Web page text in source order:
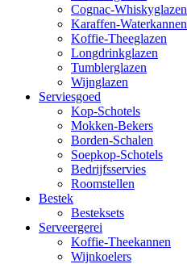
Cognac-Whiskyglazen
Karaffen-Waterkannen
Koffie-Theeglazen
Longdrinkglazen
Tumblerglazen
Wijnglazen
Serviesgoed
Kop-Schotels
Mokken-Bekers
Borden-Schalen
Soepkop-Schotels
Bedrijfsservies
Roomstellen
Bestek
Besteksets
Serveergerei
Koffie-Theekannen
Wijnkoelers